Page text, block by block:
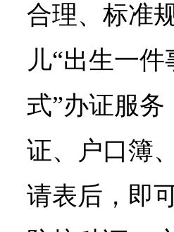
合理、标准
儿“出生一
式”办证服
证、户口簿
请表后，即